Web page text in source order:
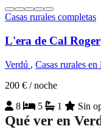
Casas rurales completas
L'era de Cal Roger
Verdú , Casas rurales en
200 € / noche
8
5 1 Sin
Qué ver en